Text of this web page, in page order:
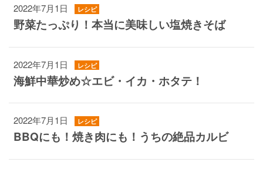
2022年7月1日 レシピ
野菜たっぷり！本当に美味しい塩焼きそば
2022年7月1日 レシピ
海鮮中華炒め☆エビ・イカ・ホタテ！
2022年7月1日 レシピ
BBQにも！焼き肉にも！うちの絶品カルビ